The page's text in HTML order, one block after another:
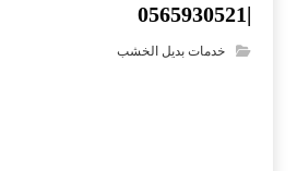
|0565930521
خدمات بديل الخشب